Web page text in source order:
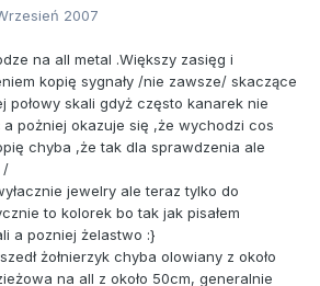
2007
na all metal .Większy zasięg i
kopię sygnały /nie zawsze/ skaczące
połowy skali gdyż często kanarek nie
pożniej okazuje się ,że wychodzi cos
chyba ,że tak dla sprawdzenia ale
/
jewelry ale teraz tylko do
to kolorek bo tak jak pisałem
a pozniej żelastwo :}
żołnierzyk chyba olowiany z około
na all z około 50cm, generalnie